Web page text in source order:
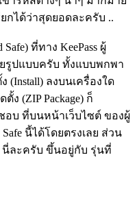
ยกได้ว่าสุดยอดละครับ ..
ที่ทาง KeePass ผู้
ปแบบครับ ทั้งแบบพกพา
(Install) ลงบนเครื่องใด
ง (ZIP Package) ก็
อบ ที่บนหน้าเว็บไซต์ ของผู้
นี้ได้โดยตรงเลย ส่วน
นี่ละครับ ขึ้นอยู่กับ รุ่นที่